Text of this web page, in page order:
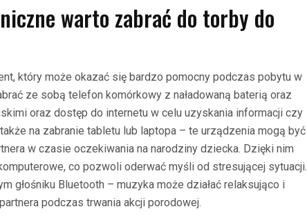
warto zabrać do torby do
który może okazać się bardzo pomocny podczas pobytu w
ze sobą telefon komórkowy z naładowaną baterią oraz
oraz dostęp do internetu w celu uzyskania informacji czy
na zabranie tabletu lub laptopa – te urządzenia mogą być
w czasie oczekiwania na narodziny dziecka. Dzięki nim
co pozwoli oderwać myśli od stresującej sytuacji.
głośniku Bluetooth – muzyka może działać relaksująco i
podczas trwania akcji porodowej.